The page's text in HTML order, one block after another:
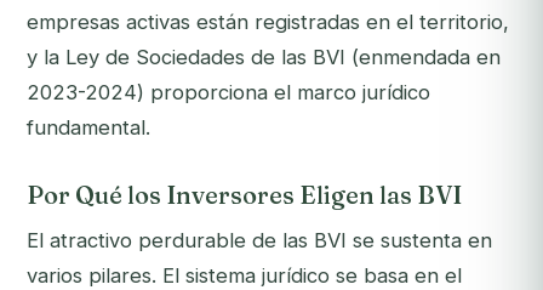
empresas activas están registradas en el territorio,
y la Ley de Sociedades de las BVI (enmendada en
2023-2024) proporciona el marco jurídico
fundamental.
Por Qué los Inversores Eligen las BVI
El atractivo perdurable de las BVI se sustenta en
varios pilares. El sistema jurídico se basa en el